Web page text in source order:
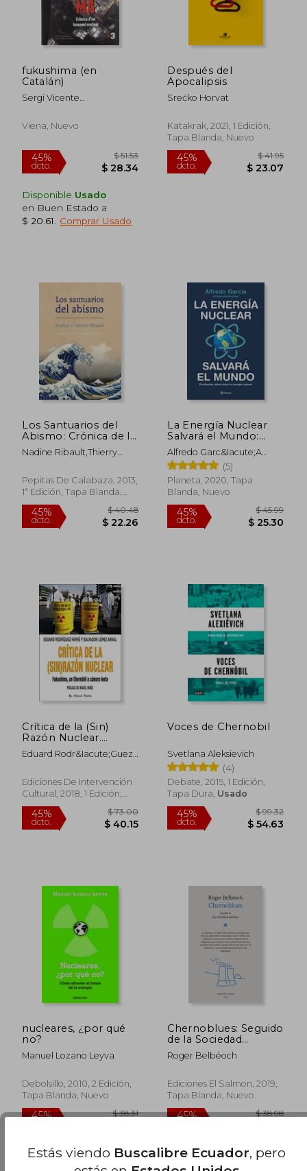
fukushima (en
Catalán)
Sergi Vicente
Garreta
Viena, Nuevo
45%
Disponible Usado
en Buen Estado a
$ 20.61
Comprar Usado
Después del
Apocalipsis
Srećko Horvat
Katakrak, 2021, 1 Edición,
Tapa Blanda, Nuevo
45%
dcto.
Los Santuarios del
Abismo: Crónica de la
Catástrofe de
Fukushima
Nadine Ribault,Thierry
Pepitas De Calabaza, 2013,
1ª Edición, Tapa Blanda,
Nuevo
dcto.
La Energía Nuclear
Salvará el Mundo:
Derribando Mitos
Sobre la Energía
Nuclear
Alfredo Garc&Iacute;A
@Operadornuclear
(5)
Planeta, 2020, Tapa
Blanda, Nuevo
dcto.
Crítica de la (Sin)
Razón Nuclear.
Fukushima, un
Chernóbil a Cámara
Eduard Rodr&Iacute;Guez
L&Oacute;Pez Arnal
Ediciones De Intervención
Cultural, 2018, 1 Edición,
Tapa Blanda, Nuevo
45%
dcto.
Voces de Chernobil
Svetlana Aleksievich
(4)
Debate, 2015, 1 Edición,
Tapa Dura, Usado
45%
dcto.
nucleares, ¿por qué
no?
Manuel Lozano Leyva
Debolsillo, 2010, 2 Edición,
Tapa Blanda, Nuevo
DisponibleUsado
en Buen Estado a
Chernoblues: Seguido
de la Sociedad
Nuclear
Roger Belbéoch
Ediciones El Salmon, 2019,
Tapa Blanda, Nuevo
Estás viendo Buscalibre Ecuador, pero